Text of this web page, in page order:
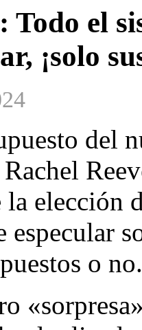
el
¡solo
del
elección
especular
o no.